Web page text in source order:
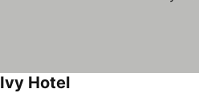
Ivy Hotel